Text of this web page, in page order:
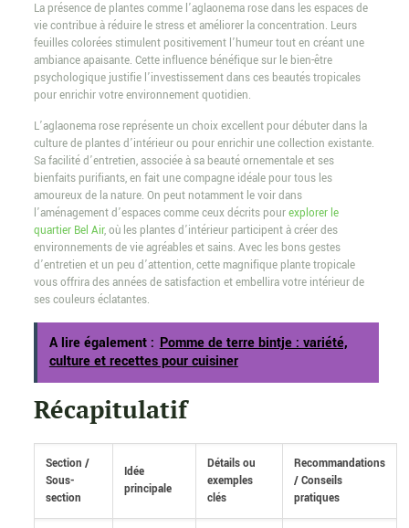
La présence de plantes comme l’aglaonema rose dans les espaces de
vie contribue à réduire le stress et améliorer la concentration. Leurs
feuilles colorées stimulent positivement l’humeur tout en créant une
ambiance apaisante. Cette influence bénéfique sur le bien-être
psychologique justifie l’investissement dans ces beautés tropicales
pour enrichir votre environnement quotidien.
L’aglaonema rose représente un choix excellent pour débuter dans la
culture de plantes d’intérieur ou pour enrichir une collection existante.
Sa facilité d’entretien, associée à sa beauté ornementale et ses
bienfaits purifiants, en fait une compagne idéale pour tous les
amoureux de la nature. On peut notamment le voir dans
l’aménagement d’espaces comme ceux décrits pourexplorer le
quartier Bel Air, où les plantes d’intérieur participent à créer des
environnements de vie agréables et sains. Avec les bons gestes
d’entretien et un peu d’attention, cette magnifique plante tropicale
vous offrira des années de satisfaction et embellira votre intérieur de
ses couleurs éclatantes.
A lire également : Pomme de terre bintje : variété,
culture et recettes pour cuisiner
Récapitulatif
Section /
Sous-
section
Idée
principale
Détails ou
exemples
clés
Recommandations
/ Conseils
pratiques